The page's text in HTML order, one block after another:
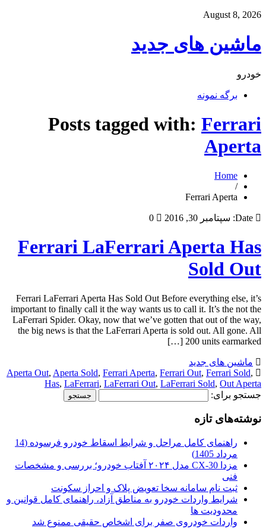
August 8, 2026
ماشین های جدید
خودرو
برگه نمونه
Posts tagged with: Ferrari
Aperta
Home
/
Ferrari Aperta
Date: سپتامبر 30, 2016 0
Ferrari LaFerrari Aperta Has
Sold Out
Ferrari LaFerrari Aperta Has Sold Out Before everything else, it’s
important to finally call it the way wants us to call it. It’s the not the
LaFerrari Spider. Okay, now that we’ve gotten that out of the way,
the big news is that the LaFerrari Aperta is sold out. All gone. All
200 units earmarked […]
ماشین های جدید
Aperta Out, Aperta Sold, Ferrari Aperta, Ferrari Out, Ferrari Sold,
Has, LaFerrari, LaFerrari Out, LaFerrari Sold, Out Aperta
جستجو برای:
نوشته‌های تازه
راهنمای کامل مراحل و شرایط اسقاط خودرو فرسوده (14
مرداد 1405)
مزدا CX-30 مدل ۲۰۲۴ آفتاب خودرو؛ بررسی و مشخصات
فنی
ثبت نام سامانه سخا تعویض پلاک و احراز سکونت
شرایط واردات خودرو به مناطق آزاد، راهنمای کامل قوانین و
محدودیت ها
واردات خودروی صفر برای اشخاص حقیقی ممنوع شد